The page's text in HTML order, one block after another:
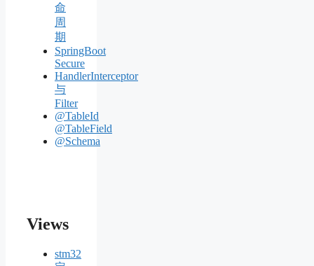
命
周
期
SpringBoot
Secure
HandlerInterceptor
与
Filter
@TableId
@TableField
@Schema
Views
stm32